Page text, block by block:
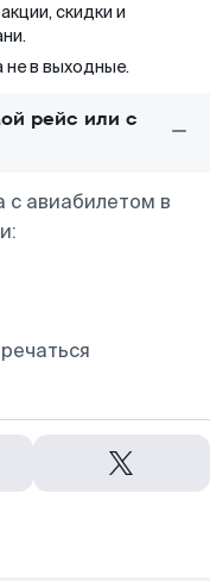
скидки и
не в выходные.
рейс или с
с авиабилетом в